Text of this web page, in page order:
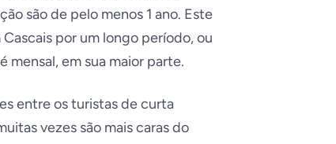
são de pelo menos 1 ano. Este
por um longo período, ou
em sua maior parte.
entre os turistas de curta
vezes são mais caras do